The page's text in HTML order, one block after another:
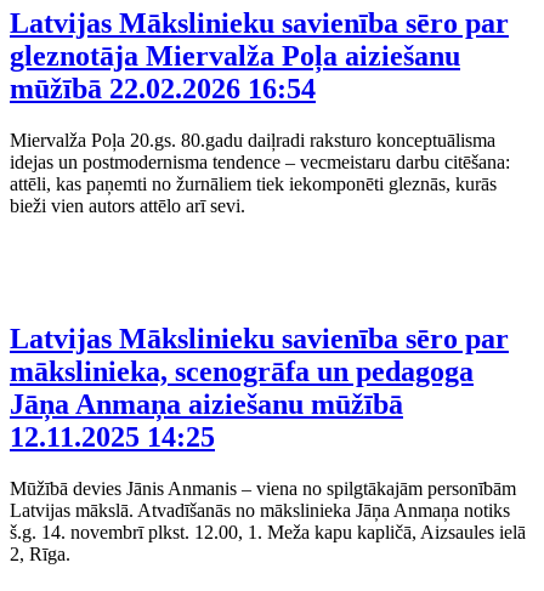
Latvijas Mākslinieku savienība sēro par
gleznotāja Miervalža Poļa aiziešanu
mūžībā 22.02.2026 16:54
Miervalža Poļa 20.gs. 80.gadu daiļradi raksturo konceptuālisma
idejas un postmodernisma tendence – vecmeistaru darbu citēšana:
attēli, kas paņemti no žurnāliem tiek iekomponēti gleznās, kurās
bieži vien autors attēlo arī sevi.
Latvijas Mākslinieku savienība sēro par
mākslinieka, scenogrāfa un pedagoga
Jāņa Anmaņa aiziešanu mūžībā
12.11.2025 14:25
Mūžībā devies Jānis Anmanis – viena no spilgtākajām personībām
Latvijas mākslā. Atvadīšanās no mākslinieka Jāņa Anmaņa notiks
š.g. 14. novembrī plkst. 12.00, 1. Meža kapu kapličā, Aizsaules ielā
2, Rīga.